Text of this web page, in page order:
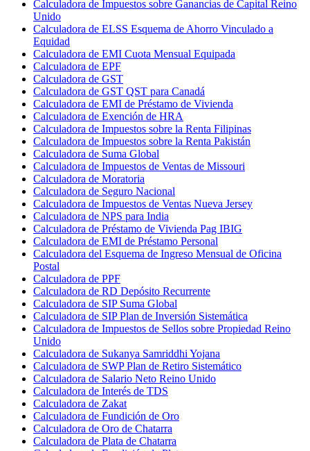
Calculadora de Impuestos sobre Ganancias de Capital Reino
Unido
Calculadora de ELSS Esquema de Ahorro Vinculado a
Equidad
Calculadora de EMI Cuota Mensual Equipada
Calculadora de EPF
Calculadora de GST
Calculadora de GST QST para Canadá
Calculadora de EMI de Préstamo de Vivienda
Calculadora de Exención de HRA
Calculadora de Impuestos sobre la Renta Filipinas
Calculadora de Impuestos sobre la Renta Pakistán
Calculadora de Suma Global
Calculadora de Impuestos de Ventas de Missouri
Calculadora de Moratoria
Calculadora de Seguro Nacional
Calculadora de Impuestos de Ventas Nueva Jersey
Calculadora de NPS para India
Calculadora de Préstamo de Vivienda Pag IBIG
Calculadora de EMI de Préstamo Personal
Calculadora del Esquema de Ingreso Mensual de Oficina
Postal
Calculadora de PPF
Calculadora de RD Depósito Recurrente
Calculadora de SIP Suma Global
Calculadora de SIP Plan de Inversión Sistemática
Calculadora de Impuestos de Sellos sobre Propiedad Reino
Unido
Calculadora de Sukanya Samriddhi Yojana
Calculadora de SWP Plan de Retiro Sistemático
Calculadora de Salario Neto Reino Unido
Calculadora de Interés de TDS
Calculadora de Zakat
Calculadora de Fundición de Oro
Calculadora de Oro de Chatarra
Calculadora de Plata de Chatarra